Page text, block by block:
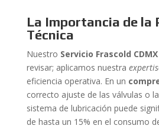
La Importancia de la
Técnica
Nuestro Servicio Frascold CDMX
revisar; aplicamos nuestra
eficiencia operativa. En un
correcto ajuste de las válvulas o
sistema de lubricación puede
de hasta un 15% en el consumo